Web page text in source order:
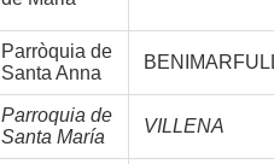
Parròquia de
Santa Anna
Parroquia de
Santa María
VILLENA